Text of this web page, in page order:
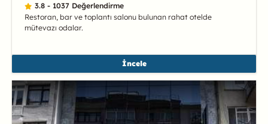
3.8 - 1037 Değerlendirme
Restoran, bar ve toplantı salonu bulunan rahat otelde
mütevazı odalar.
İncele